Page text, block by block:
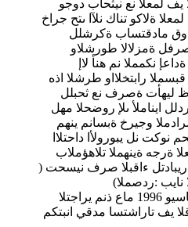
يف لمعلا نع نيثحاب دوجو
ةلاكو تناك نلآا ىتح جراخ
مادقتساب ةكرشلل
ةمزلالا طورشلاو
نكمملا نم هنأ لاإ
رابتخلااو طرشلا اذه
ليهأت ةصرف نع ثحبلل
ايناملأ ىلإ روضحلا مهل
وجيرخ ةبسانم ينهم
نل يبورولأا داحتلاا
ةرجه ةينهملا تلاهؤملاب
ريبادتل ءاقبلا صرف نيسحت (
يف لمعلا باحصأ وأ نيمدقتملا دعاسيو 1996 ماع ذنم يراجتلا
يف تاراشتسا مدقي انبتكم